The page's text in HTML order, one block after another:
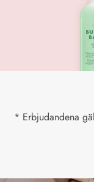
* Erbjudandena